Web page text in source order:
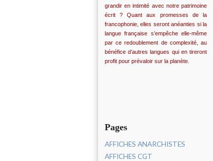
grandir en intimité avec notre patrimoine
écrit ? Quant aux promesses de la
francophonie, elles seront anéanties si la
langue française s’empêche elle-même
par ce redoublement de complexité, au
bénéfice d’autres langues qui en tireront
profit pour prévaloir sur la planète.
Pages
AFFICHES ANARCHISTES
AFFICHES CGT